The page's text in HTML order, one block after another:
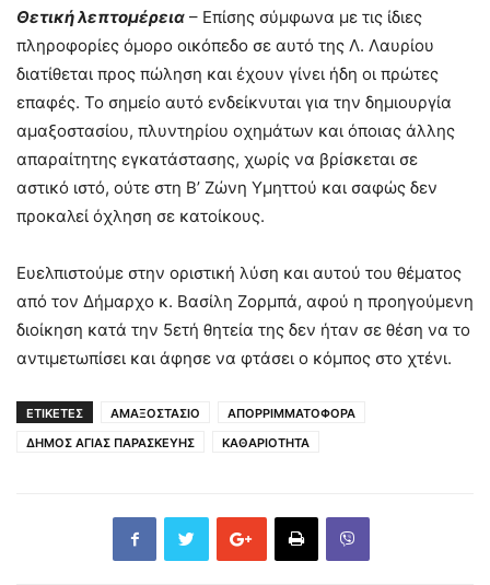
Θετική λεπτομέρεια – Επίσης σύμφωνα με τις ίδιες
πληροφορίες όμορο οικόπεδο σε αυτό της Λ. Λαυρίου
διατίθεται προς πώληση και έχουν γίνει ήδη οι πρώτες
επαφές. Το σημείο αυτό ενδείκνυται για την δημιουργία
αμαξοστασίου, πλυντηρίου οχημάτων και όποιας άλλης
απαραίτητης εγκατάστασης, χωρίς να βρίσκεται σε
αστικό ιστό, ούτε στη Β’ Ζώνη Υμηττού και σαφώς δεν
προκαλεί όχληση σε κατοίκους.
Ευελπιστούμε στην οριστική λύση και αυτού του θέματος
από τον Δήμαρχο κ. Βασίλη Ζορμπά, αφού η προηγούμενη
διοίκηση κατά την 5ετή θητεία της δεν ήταν σε θέση να το
αντιμετωπίσει και άφησε να φτάσει ο κόμπος στο χτένι.
ΕΤΙΚΕΤΕΣ ΑΜΑΞΟΣΤΑΣΙΟ
ΑΠΟΡΡΙΜΜΑΤΟΦΟΡΑ
ΔΗΜΟΣ ΑΓΙΑΣ ΠΑΡΑΣΚΕΥΗΣ
ΚΑΘΑΡΙΟΤΗΤΑ